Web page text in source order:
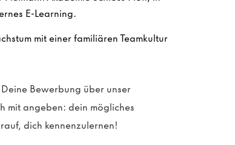
E-Learning.
mit einer familiären Teamkultur
Bewerbung über unser
mit angeben: dein mögliches
dich kennenzulernen!